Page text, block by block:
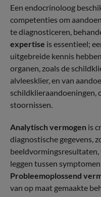
Een endocrinoloog
competenties om
te diagnosticeren,
expertise is essentieel;
uitgebreide kennis
organen, zoals de
alvleesklier, en van
schildklieraandoeningen,
stoornissen.
Analytisch vermogen is
diagnostische gegevens,
leggen tussen
Probleemoplossend
van op maat gemaakte